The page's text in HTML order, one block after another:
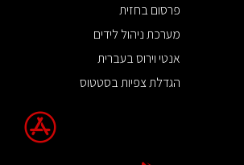
פרסום בחזית
מערכת ניהול לידים
אנטי וירוס בעברית
הגדלת צפיות בסטטוס